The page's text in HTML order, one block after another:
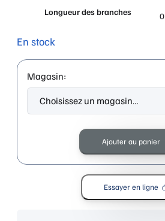
Longueur des branches
0
En stock
Magasin:
GU8270
Ajouter au panier
Essayer en ligne